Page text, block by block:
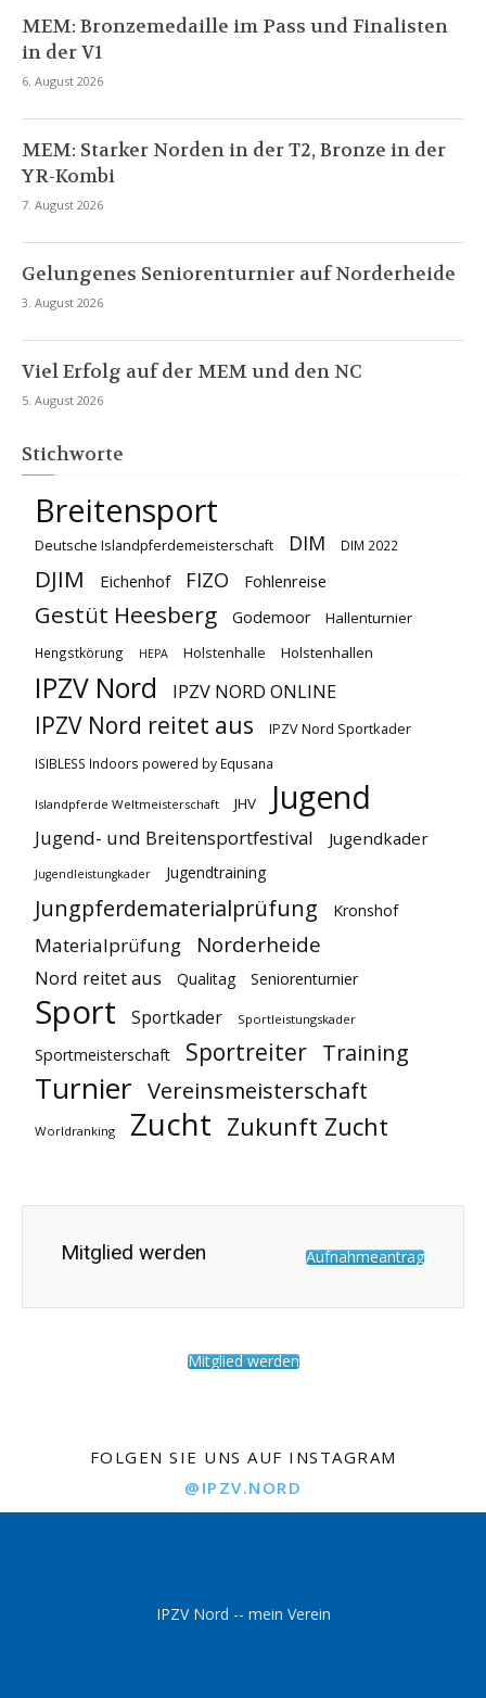
MEM: Bronzemedaille im Pass und Finalisten
in der V1
6. August 2026
MEM: Starker Norden in der T2, Bronze in der
YR-Kombi
7. August 2026
Gelungenes Seniorenturnier auf Norderheide
3. August 2026
Viel Erfolg auf der MEM und den NC
5. August 2026
Stichworte
Breitensport
Deutsche Islandpferdemeisterschaft DIM DIM 2022
DJIM Eichenhof FIZO Fohlenreise
Gestüt Heesberg Godemoor Hallenturnier
Hengstkörung HEPA Holstenhalle Holstenhallen
IPZV Nord IPZV NORD ONLINE
IPZV Nord reitet aus IPZV Nord Sportkader
ISIBLESS Indoors powered by Equsana
Islandpferde Weltmeisterschaft JHV Jugend
Jugend- und Breitensportfestival Jugendkader
Jugendleistungkader Jugendtraining
Jungpferdematerialprüfung Kronshof
Materialprüfung Norderheide
Nord reitet aus Qualitag Seniorenturnier
Sport Sportkader Sportleistungskader
Sportmeisterschaft Sportreiter Training
Turnier Vereinsmeisterschaft
Worldranking Zucht Zukunft Zucht
Mitglied werden Aufnahmeantrag
Mitglied werden
FOLGEN SIE UNS AUF INSTAGRAM
@IPZV.NORD
IPZV Nord -- mein Verein